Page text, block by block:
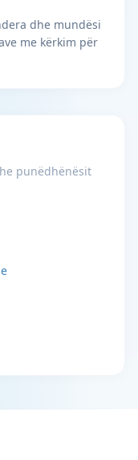
dhe mundësi
me kërkim për
punëdhënësit